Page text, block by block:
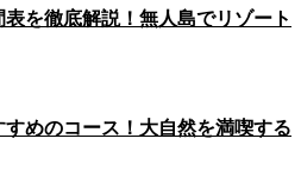
を徹底解説！無人島でリゾート
めのコース！大自然を満喫する